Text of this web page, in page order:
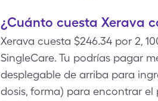
¿Cuánto cuesta Xerava
Xerava cuesta $246.34 por 2,
SingleCare. Tu podrías pagar
desplegable de arriba para
dosis, forma) para encontrar